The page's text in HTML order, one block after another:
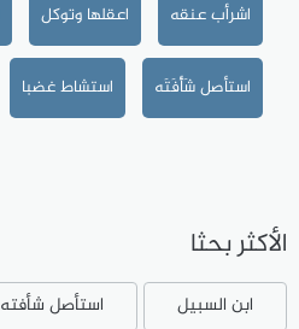
اشرأب عنقه اعقلها وتوكل
استأصل شَأْفَتَه استشاط غضبا
الأكثر بحثا
ابن السبيل استأصل شأفته